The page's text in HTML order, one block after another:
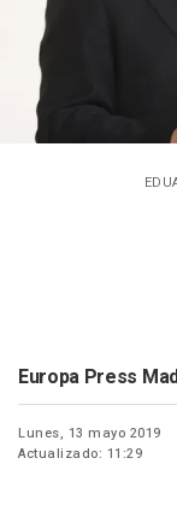
Europa Press
Lunes, 13 mayo 2019
Actualizado: 11:29